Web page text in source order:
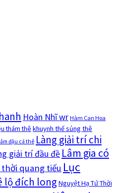
Hoàn Nhĩ wr Hàm Can Hoa
thám thê khuynh thế sủng thê
đậu cá thê Làng giải trí chi
giải trí đầu đề Lâm gia có
quang tiếu Lục
lộ đích long Nguyệt Hạ Tứ Thời